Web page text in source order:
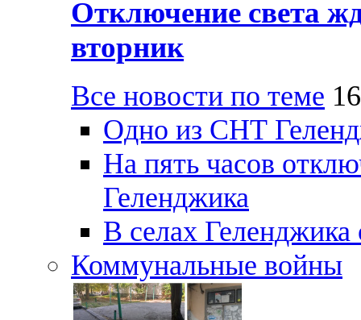
Отключение света
вторник
Все новости по теме
Одно из СНТ
На пять часов
Геленджика
В селах Геленджика
Коммунальные войны